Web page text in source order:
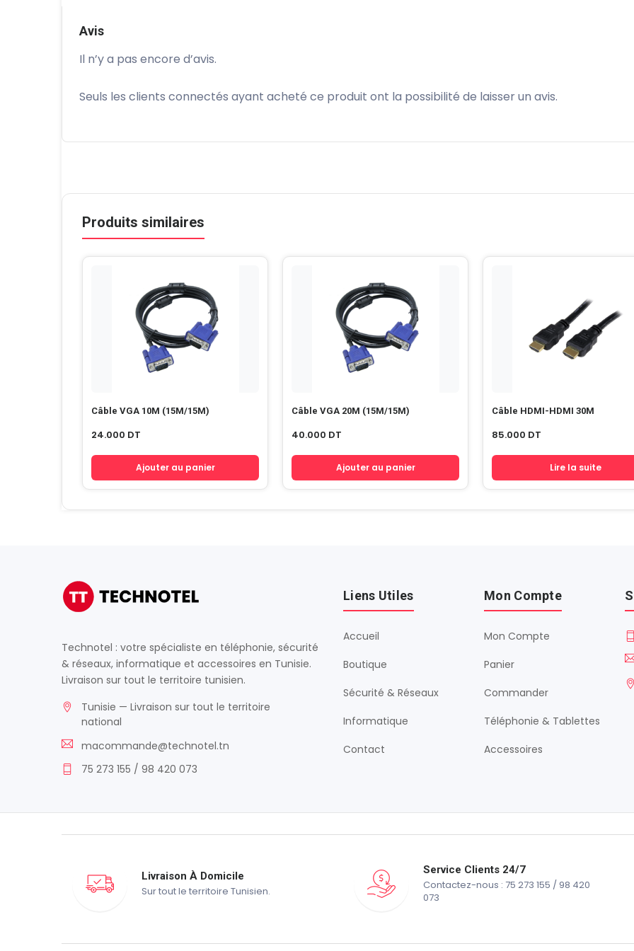
Avis
Il n’y a pas encore d’avis.
Seuls les clients connectés ayant acheté ce produit ont la possibilité de laisser un avis.
Produits similaires
Câble VGA 10M (15M/15M)
24.000 DT
Ajouter au panier
Câble VGA 20M (15M/15M)
40.000 DT
Ajouter au panier
Câble HDMI-HDMI 30M
85.000 DT
Lire la suite
Technotel : votre spécialiste en téléphonie, sécurité
& réseaux, informatique et accessoires en Tunisie.
Livraison sur tout le territoire tunisien.
Tunisie — Livraison sur tout le territoire
national
macommande@technotel.tn
75 273 155 / 98 420 073
Liens Utiles
Accueil
Boutique
Sécurité & Réseaux
Informatique
Contact
Mon Compte
Mon Compte
Panier
Commander
Téléphonie & Tablettes
Accessoires
Livraison À Domicile
Sur tout le territoire Tunisien.
Service Clients 24/7
Contactez-nous : 75 273 155 / 98 420
073